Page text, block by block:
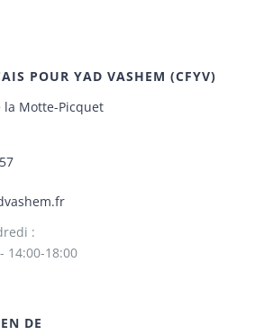
POUR YAD VASHEM (CFYV)
la Motte-Picquet
:
14:00-18:00
DE